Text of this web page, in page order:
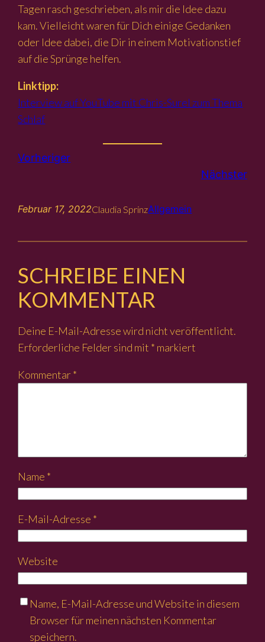
Tagen rasch geschrieben, als mir die Idee dazu
kam. Vielleicht waren für Dich einige Gedanken
oder Idee dabei, die Dir in einem Motivationstief
auf die Sprünge helfen.
Linktipp:
Interview auf YouTube mit Chris-Surel zum Thema
Schlaf
Vorheriger
Nächster
Februar 17, 2022Claudia SprinzAllgemein
SCHREIBE EINEN
KOMMENTAR
Deine E-Mail-Adresse wird nicht veröffentlicht.
Erforderliche Felder sind mit * markiert
Kommentar*
Name *
E-Mail-Adresse *
Website
Name, E-Mail-Adresse und Website in diesem
Browser für meinen nächsten Kommentar
speichern.